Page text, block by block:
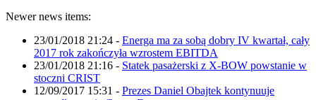
Newer news items:
23/01/2018 21:24 - Energa ma za sobą dobry IV kwartał, cały
2017 rok zakończyła wzrostem EBITDA
23/01/2018 21:16 - Statek pasażerski z X-BOW powstanie w
stoczni CRIST
12/09/2017 15:31 - Prezes Daniel Obajtek kontynuuje